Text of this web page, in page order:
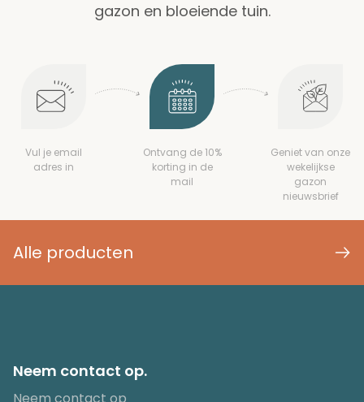
gazon en bloeiende tuin.
Vul je email
adres in
Ontvang de 10%
korting in de
mail
Geniet van onze
wekelijkse
gazon
nieuwsbrief
Alle producten
Neem contact op.